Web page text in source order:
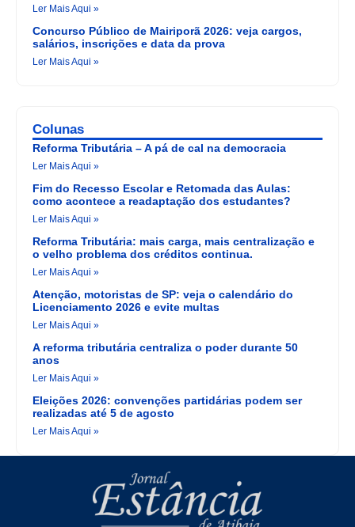
Ler Mais Aqui »
Concurso Público de Mairiporã 2026: veja cargos,
salários, inscrições e data da prova
Ler Mais Aqui »
Colunas
Reforma Tributária – A pá de cal na democracia
Ler Mais Aqui »
Fim do Recesso Escolar e Retomada das Aulas:
como acontece a readaptação dos estudantes?
Ler Mais Aqui »
Reforma Tributária: mais carga, mais centralização e
o velho problema dos créditos continua.
Ler Mais Aqui »
Atenção, motoristas de SP: veja o calendário do
Licenciamento 2026 e evite multas
Ler Mais Aqui »
A reforma tributária centraliza o poder durante 50
anos
Ler Mais Aqui »
Eleições 2026: convenções partidárias podem ser
realizadas até 5 de agosto
Ler Mais Aqui »